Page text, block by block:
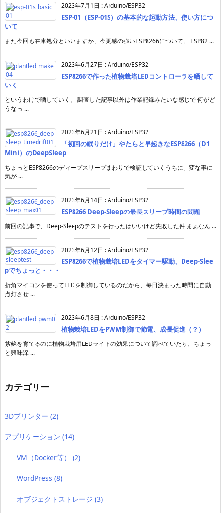
2023年7月1日 :Arduino/ESP32
ESP-01（ESP-01S）の基本的な起動方法、使い方につ
いて
また今回も在庫処分といいますか、今更感の強いESP8266について。 ESP82 ...
2023年6月27日 :Arduino/ESP32
ESP8266で作った植物栽培LEDコントローラを晒して
いく
というわけで晒していく。 調査した記事以外は作業記録みたいな感じで 何がど
うなっ ...
2023年6月21日 :Arduino/ESP32
「初回の眠りだけ」やたらと早起きなESP8266（D1
Mini）のDeepSleep
ちょっとESP8266のディープスリープまわりで検証していくうちに、変な事に
気が ...
2023年6月14日 :Arduino/ESP32
ESP8266 Deep-Sleepの最長スリープ時間の問題
前回の記事で、Deep-Sleepのテストを行ったはいいけど失敗した件 まぁなん ...
2023年6月12日 :Arduino/ESP32
ESP8266で植物栽培LEDをタイマー駆動、Deep-Slee
pでちょっと・・・
折角マイコンを使ってLEDを制御しているのだから、毎日決まった時間に自動
点灯させ ...
2023年6月8日 :Arduino/ESP32
植物栽培LEDをPWM制御で節電、成長促進（？）
紫蘇を育てるのに植物栽培用LEDライトの効果について調べていたら、ちょっ
と興味深 ...
カテゴリー
3Dプリンター (2)
アプリケーション (14)
VM（Docker等）(2)
WordPress(8)
オブジェクトストレージ(3)